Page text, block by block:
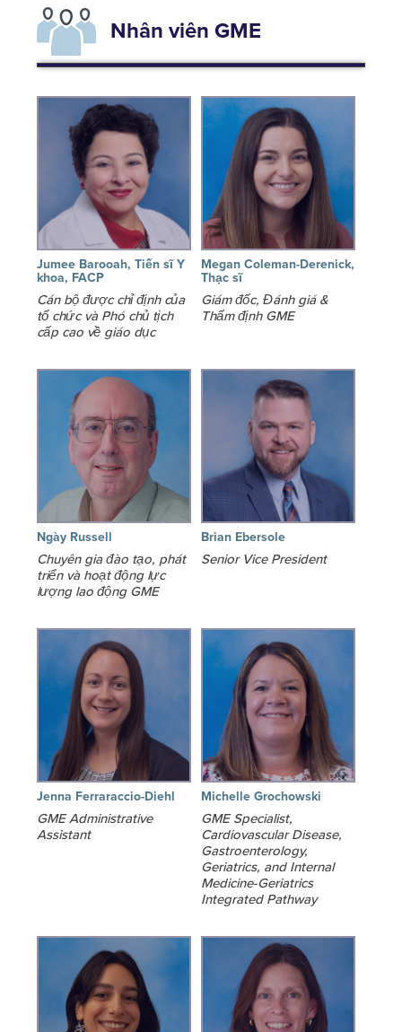
Nhân viên GME
Jumee Barooah, Tiến sĩ Y
khoa, FACP
Cán bộ được chỉ định của
tổ chức và Phó chủ tịch
cấp cao về giáo dục
Megan Coleman-Derenick,
Thạc sĩ
Giám đốc, Đánh giá &
Thẩm định GME
Ngày Russell
Chuyên gia đào tạo, phát
triển và hoạt động lực
lượng lao động GME
Brian Ebersole
Senior Vice President
Jenna Ferraraccio-Diehl
GME Administrative
Assistant
Michelle Grochowski
GME Specialist,
Cardiovascular Disease,
Gastroenterology,
Geriatrics, and Internal
Medicine-Geriatrics
Integrated Pathway